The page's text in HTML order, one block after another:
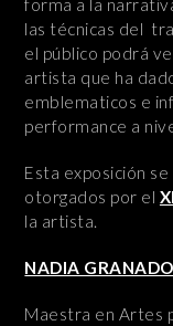
las técnicas del
el público podrá
artista que ha
emblematicos e
performance a
Esta exposición
otorgados por el
la artista.
NADIA
Maestra en Artes